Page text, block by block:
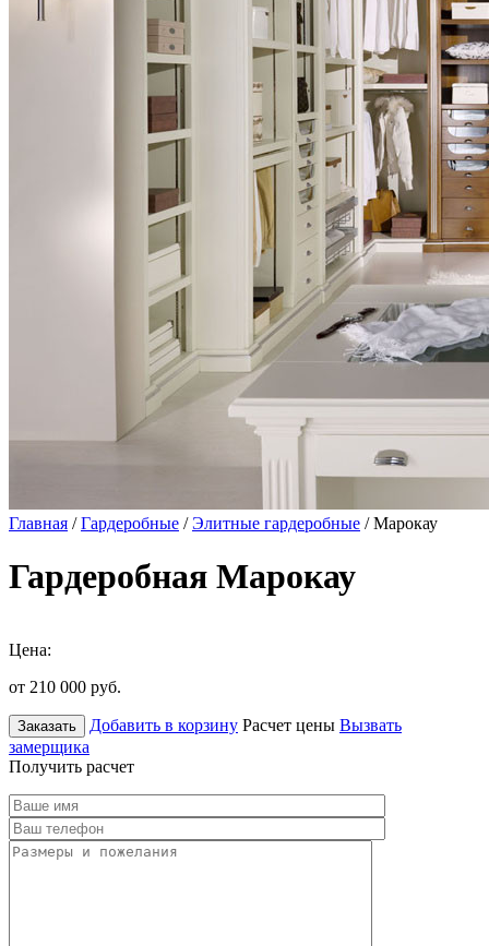
Главная /Гардеробные /Элитные гардеробные / Марокау
Гардеробная Марокау
Цена:
от 210 000 руб.
Заказать Добавить в корзину Расчет цены Вызвать
замерщика
Получить расчет